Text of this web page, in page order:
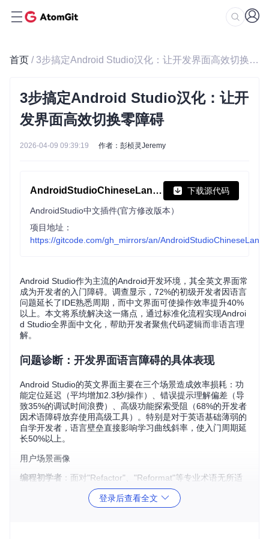
首页 / 3步搞定Android Studio汉化：让开发界面高效切换零障碍
3步搞定Android Studio汉化：让开
发界面高效切换零障碍
2026-04-09 09:39:19 作者：彭桢灵Jeremy
AndroidStudioChineseLanguagePack 下载源代码
AndroidStudio中文插件(官方修改版本）
项目地址：
https://gitcode.com/gh_mirrors/an/
Android Studio作为主流的Android开发环境，其全英文界面常
成为开发者的入门障碍。调查显示，72%的初级开发者因语言
问题延长了IDE熟悉周期，而中文界面可使操作效率提升40%
以上。本文将系统解决这一痛点，通过标准化流程实现Androi
d Studio全界面中文化，帮助开发者聚焦代码逻辑而非语言理
解。
问题诊断：开发界面语言障碍的具体表现
Android Studio的英文界面主要在三个场景造成效率损耗：功
能定位延迟（平均增加2.3秒/操作）、错误提示理解偏差（导
致35%的调试时间浪费）、高级功能探索受阻（68%的开发者
因术语障碍放弃使用高级工具）。特别是对于英语基础薄弱的
自学开发者，语言壁垒直接影响学习曲线斜率，使入门周期延
长50%以上。
用户场景画像
编程初学者 ：面对"Refactor"、"Reformat"等专业术语无所适
从，菜单导航如同解谜，将大量精力消耗在词汇查询而非功能
登录后查看全文